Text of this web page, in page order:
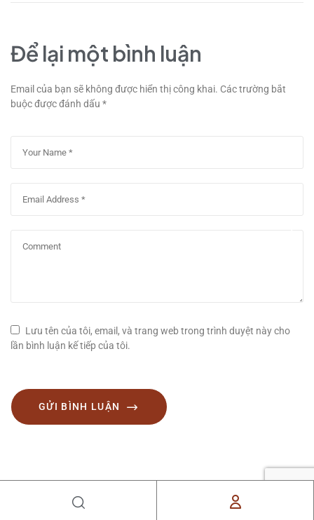
Để lại một bình luận
Email của bạn sẽ không được hiển thị công khai. Các trường bắt
buộc được đánh dấu *
Lưu tên của tôi, email, và trang web trong trình duyệt này cho
lần bình luận kế tiếp của tôi.
GỬI BÌNH LUẬN